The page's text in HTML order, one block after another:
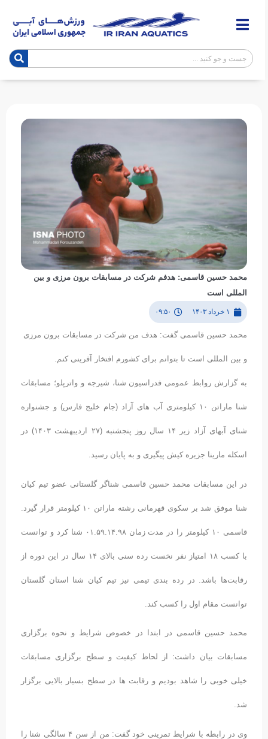
محمد حسین قاسمی: هدفم شرکت در مسابقات برون مرزی و بین
المللی است
۰۹:۵۰
محمد حسین قاسمی گفت: هدف من شرکت در مسابقات برون مرزی
و بین المللی است تا بتوانم برای کشورم افتخار آفرینی کنم.
به گزارش روابط عمومی فدراسیون شنا، شیرجه و واترپلو؛ مسابقات
شنا ماراتن ۱۰ کیلومتری آب های آزاد (جام خلیج فارس) و جشنواره
شنای آبهای آزاد زیر ۱۴ سال روز پنجشنبه (۲۷ اردیبهشت ۱۴۰۳) در
اسکله مارینا جزیره کیش پیگیری و به پایان رسید.
در این مسابقات محمد حسین قاسمی شناگر گلستانی عضو تیم کیان
شنا موفق شد بر سکوی قهرمانی رشته ماراتن ۱۰ کیلومتر قرار گیرد.
قاسمی ۱۰ کیلومتر را در مدت زمان ۰۱.۵۹.۱۴.۹۸ شنا کرد و توانست
با کسب ۱۸ امتیاز نفر نخست رده سنی بالای ۱۴ سال در این دوره از
رقابت‌ها باشد. در رده بندی تیمی نیز تیم کیان شنا استان گلستان
توانست مقام اول را کسب کند.
محمد حسین قاسمی در ابتدا در خصوص شرایط و نحوه برگزاری
مسابقات بیان داشت: از لحاظ کیفیت و سطح برگزاری مسابقات
خیلی خوبی را شاهد بودیم و رقابت ها در سطح بسیار بالایی برگزار
شد.
وی در رابطه با شرایط تمرینی خود گفت: من از سن ۴ سالگی شنا را